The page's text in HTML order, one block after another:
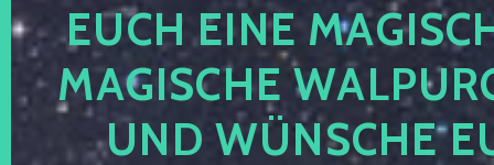
EUCH EINE
MAGISCHE
UND WÜNSCHE